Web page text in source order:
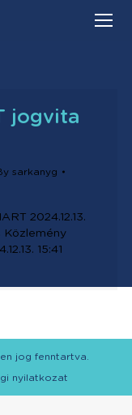
jogvita
sarkanyg
2024.12.13.
Közlemény
15:41
jog fenntartva.
nyilatkozat